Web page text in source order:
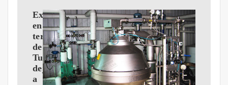
Explosión
en
termoeléctrica
de
Tula
deja
a